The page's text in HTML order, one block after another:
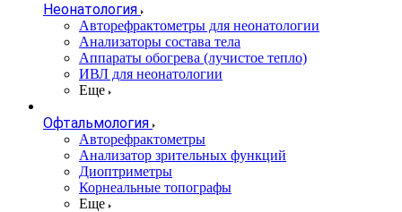
Неонатология
Авторефрактометры для неонатологии
Анализаторы состава тела
Аппараты обогрева (лучистое тепло)
ИВЛ для неонатологии
Еще
Офтальмология
Авторефрактометры
Анализатор зрительных функций
Диоптриметры
Корнеальные топографы
Еще